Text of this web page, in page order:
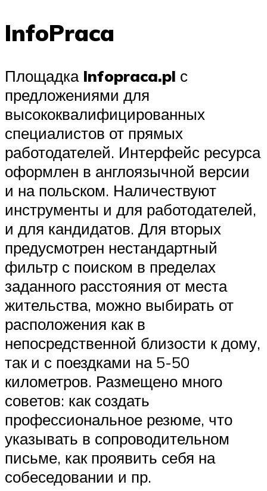
InfoPraca
Площадка Infopraca.pl с
предложениями для
высококвалифицированных
специалистов от прямых
работодателей. Интерфейс ресурса
оформлен в англоязычной версии
и на польском. Наличествуют
инструменты и для работодателей,
и для кандидатов. Для вторых
предусмотрен нестандартный
фильтр с поиском в пределах
заданного расстояния от места
жительства, можно выбирать от
расположения как в
непосредственной близости к дому,
так и с поездками на 5-50
километров. Размещено много
советов: как создать
профессиональное резюме, что
указывать в сопроводительном
письме, как проявить себя на
собеседовании и пр.